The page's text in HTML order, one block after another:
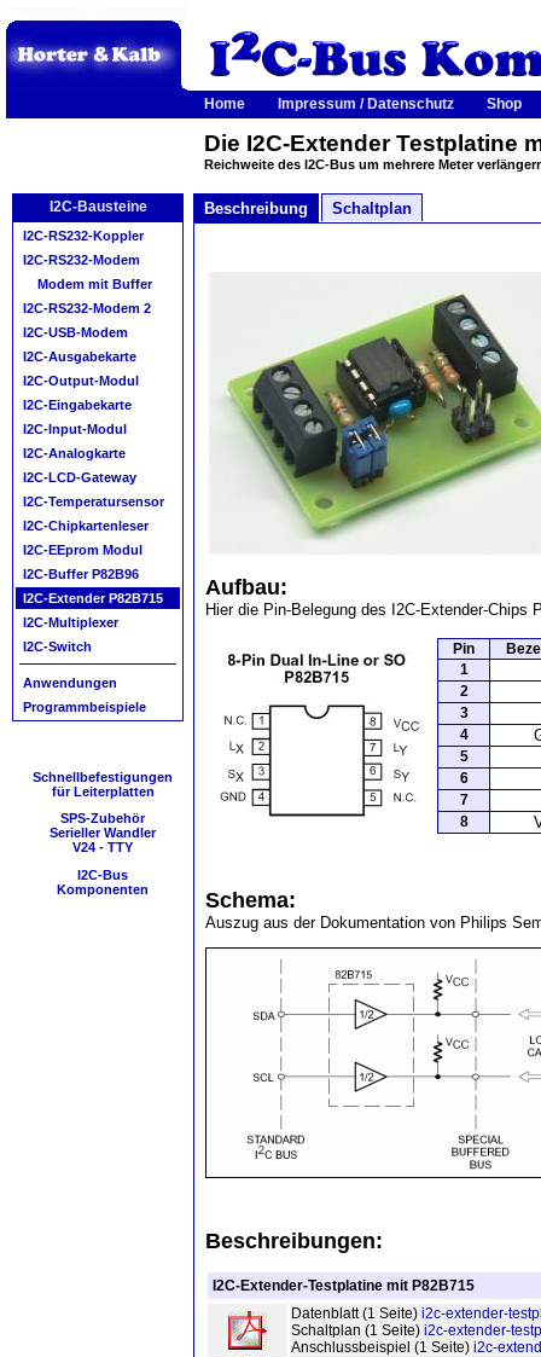
Home Impressum / Datenschutz Shop
Die I2C-Extender Testplatine
Reichweite des I2C-Bus um mehrere Meter
Beschreibung Schaltplan
I2C-Bausteine
I2C-RS232-Koppler
I2C-RS232-Modem
Modem mit Buffer
I2C-RS232-Modem 2
I2C-USB-Modem
I2C-Ausgabekarte
I2C-Output-Modul
I2C-Eingabekarte
I2C-Input-Modul
I2C-Analogkarte
I2C-LCD-Gateway
I2C-Temperatursensor
I2C-Chipkartenleser
I2C-EEprom Modul
I2C-Buffer P82B96
I2C-Extender P82B715
I2C-Multiplexer
I2C-Switch
Anwendungen
Programmbeispiele
Schnellbefestigungen
für Leiterplatten
SPS-Zubehör
Serieller Wandler
V24 - TTY
I2C-Bus
Komponenten
Aufbau:
Hier die Pin-Belegung des I2C-Extender-Chips
Pin
1
2
3
4
5
6
7
8
Schema:
Auszug aus der Dokumentation von Philips
Beschreibungen:
I2C-Extender-Testplatine mit P82B715
Datenblatt (1 Seite) i2c-extender-
Schaltplan (1 Seite) i2c-extender-
Anschlussbeispiel (1 Seite) i2c-